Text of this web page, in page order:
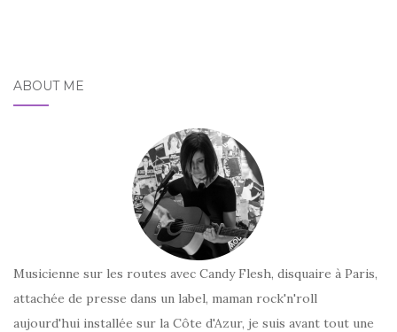
ABOUT ME
Musicienne sur les routes avec Candy Flesh, disquaire à Paris,
attachée de presse dans un label, maman rock'n'roll
aujourd'hui installée sur la Côte d'Azur, je suis avant tout une